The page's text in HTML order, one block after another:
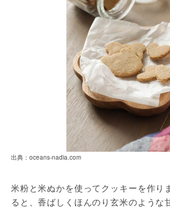
出典：oceans-nadia.com
米粉と米ぬかを使ってクッキーを作り
ると、香ばしくほんのり玄米のような